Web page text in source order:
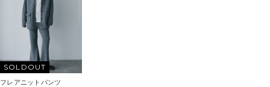
SOLDOUT
フレアニットパンツ